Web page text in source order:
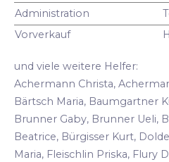
Administration
Vorverkauf
und viele weitere Helfer:
Achermann Christa,
Bärtsch Maria, Baumgartner
Brunner Gaby, Brunner Ueli,
Beatrice, Bürgisser Kurt,
Maria, Fleischlin Priska, Flury